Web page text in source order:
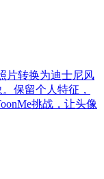
片转换为迪士尼风
保留个人特征，
挑战，让头像